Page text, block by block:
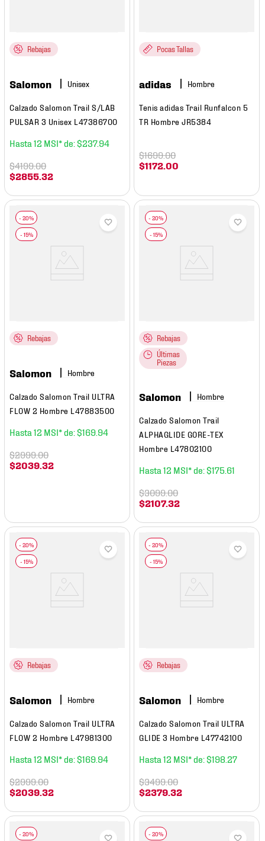
Rebajas
Salomon
Calzado Salomon Trail S/LAB
PULSAR 3 Unisex L47386700
12 $237.94
$2855 .32
$4199.00
Pocas Tallas
adidas Hombre
Tenis adidas Trail Runfalcon 5
TR Hombre JR5384
$1172 .00
$1699.00
Rebajas
Salomon Hombre
Calzado Salomon Trail ULTRA
FLOW 2 Hombre L47883500
12 $169 94
$2039 .32
$2999.00
Rebajas
Últimas
Piezas
Salomon Hombre
Calzado Salomon Trail
ALPHAGLIDE GORE-TEX
Hombre L47802100
12 $175 61
$2107.32
$3099.00
Rebajas
Salomon Hombre
Calzado Salomon Trail ULTRA
FLOW 2 Hombre L47981300
12 $169 94
$2039 .32
$2999.00
Rebajas
Salomon Hombre
Calzado Salomon Trail ULTRA
GLIDE 3 Hombre L47742100
12 $198 27
$2379 .32
$3499.00